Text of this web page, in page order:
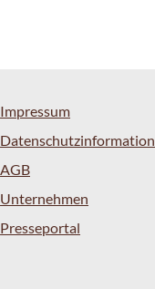
Impressum
Datenschutzinformation
AGB
Unternehmen
Presseportal